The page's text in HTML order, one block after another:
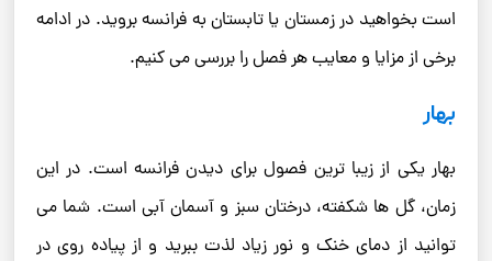
است بخواهید در زمستان یا تابستان به فرانسه بروید. در ادامه
برخی از مزایا و معایب هر فصل را بررسی می کنیم.
بهار
بهار یکی از زیبا ترین فصول برای دیدن فرانسه است. در این
زمان، گل ها شکفته، درختان سبز و آسمان آبی است. شما می
توانید از دمای خنک و نور زیاد لذت ببرید و از پیاده روی در